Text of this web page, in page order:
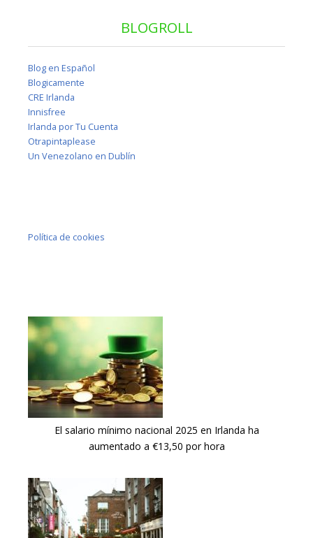
BLOGROLL
Blog en Español
Blogicamente
CRE Irlanda
Innisfree
Irlanda por Tu Cuenta
Otrapintaplease
Un Venezolano en Dublín
Política de cookies
El salario mínimo nacional 2025 en Irlanda ha
aumentado a €13,50 por hora